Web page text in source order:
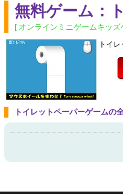
無料ゲーム：
[ オンラインミニゲームキッズ
トイ
トイレットペーパーゲームの